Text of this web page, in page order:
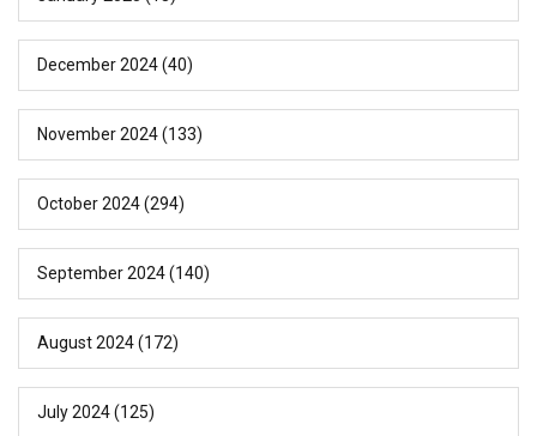
December 2024(40)
November 2024(133)
October 2024(294)
September 2024(140)
August 2024(172)
July 2024(125)